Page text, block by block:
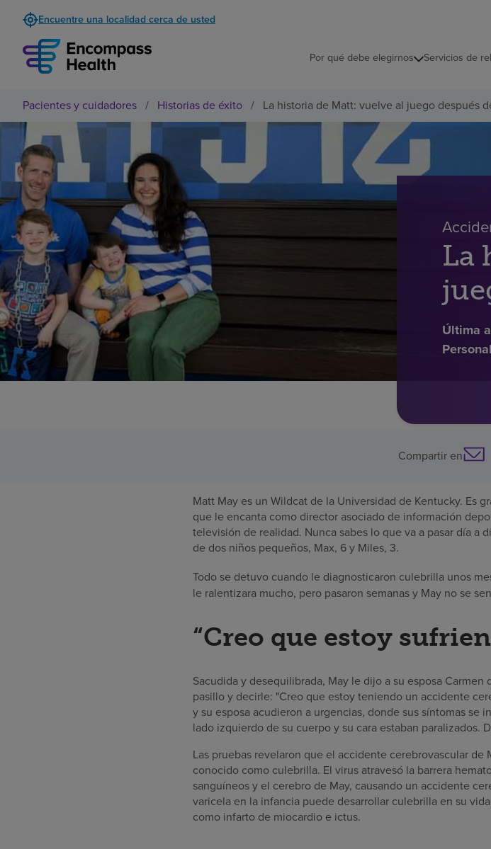
Encuentre una localidad cerca de usted
Por qué debe elegirnos Servicios de
Pacientes y cuidadores / Historias de éxito / La historia de Matt: vuelve al juego después
La
Última
Compartir en
Matt May es un Wildcat de la Universidad de Kentucky. Es
que le encanta como director asociado de información
televisión de realidad. Nunca sabes lo que va a pasar día a
de dos niños pequeños, Max, 6 y Miles, 3.
Todo se detuvo cuando le diagnosticaron culebrilla unos
le ralentizara mucho, pero pasaron semanas y May no se
“Creo que estoy
Sacudida y desequilibrada, May le dijo a su esposa
pasillo y decirle: "Creo que estoy teniendo un accidente
y su esposa acudieron a urgencias, donde sus síntomas
lado izquierdo de su cuerpo y su cara estaban
Las pruebas revelaron que el accidente cerebrovascular
conocido como culebrilla. El virus atravesó la barrera
sanguíneos y el cerebro de May, causando un accidente
varicela en la infancia puede desarrollar culebrilla en su
como infarto de miocardio e ictus.